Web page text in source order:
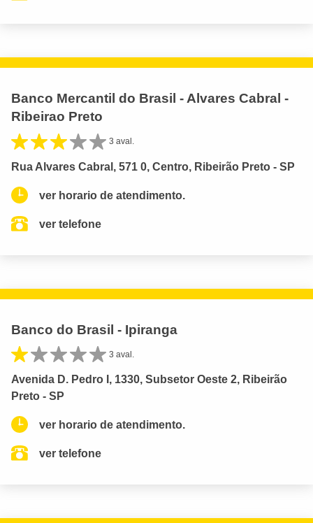
Banco Mercantil do Brasil - Alvares Cabral -
Ribeirao Preto
3 aval.
Rua Alvares Cabral, 571 0, Centro, Ribeirão Preto - SP
ver horario de atendimento.
ver telefone
Banco do Brasil - Ipiranga
3 aval.
Avenida D. Pedro I, 1330, Subsetor Oeste 2, Ribeirão
Preto - SP
ver horario de atendimento.
ver telefone